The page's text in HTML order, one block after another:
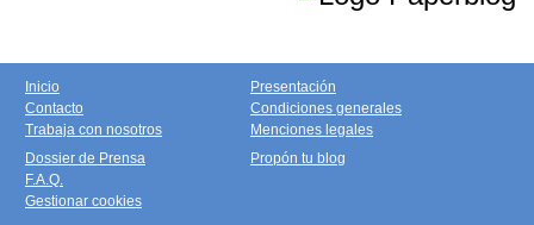
Inicio
Contacto
Trabaja con nosotros
Presentación
Condiciones generales
Menciones legales
Dossier de Prensa
F.A.Q.
Gestionar cookies
Propón tu blog